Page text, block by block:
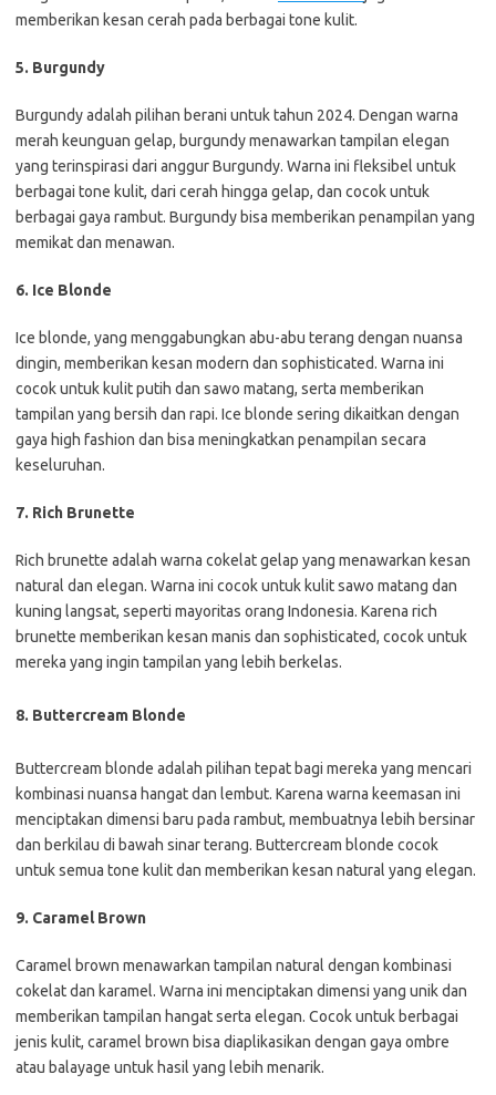
memberikan kesan cerah pada berbagai tone kulit.
5. Burgundy
Burgundy adalah pilihan berani untuk tahun 2024. Dengan warna
merah keunguan gelap, burgundy menawarkan tampilan elegan
yang terinspirasi dari anggur Burgundy. Warna ini fleksibel untuk
berbagai tone kulit, dari cerah hingga gelap, dan cocok untuk
berbagai gaya rambut. Burgundy bisa memberikan penampilan yang
memikat dan menawan.
6. Ice Blonde
Ice blonde, yang menggabungkan abu-abu terang dengan nuansa
dingin, memberikan kesan modern dan sophisticated. Warna ini
cocok untuk kulit putih dan sawo matang, serta memberikan
tampilan yang bersih dan rapi. Ice blonde sering dikaitkan dengan
gaya high fashion dan bisa meningkatkan penampilan secara
keseluruhan.
7. Rich Brunette
Rich brunette adalah warna cokelat gelap yang menawarkan kesan
natural dan elegan. Warna ini cocok untuk kulit sawo matang dan
kuning langsat, seperti mayoritas orang Indonesia. Karena rich
brunette memberikan kesan manis dan sophisticated, cocok untuk
mereka yang ingin tampilan yang lebih berkelas.
8. Buttercream Blonde
Buttercream blonde adalah pilihan tepat bagi mereka yang mencari
kombinasi nuansa hangat dan lembut. Karena warna keemasan ini
menciptakan dimensi baru pada rambut, membuatnya lebih bersinar
dan berkilau di bawah sinar terang. Buttercream blonde cocok
untuk semua tone kulit dan memberikan kesan natural yang elegan.
9. Caramel Brown
Caramel brown menawarkan tampilan natural dengan kombinasi
cokelat dan karamel. Warna ini menciptakan dimensi yang unik dan
memberikan tampilan hangat serta elegan. Cocok untuk berbagai
jenis kulit, caramel brown bisa diaplikasikan dengan gaya ombre
atau balayage untuk hasil yang lebih menarik.